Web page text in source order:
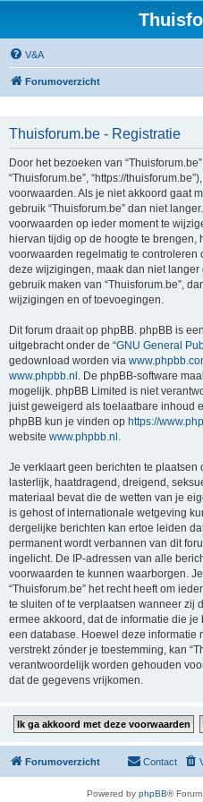
V&A
Forumoverzicht
Thuisforum.be - Registratie
Door het bezoeken van
“Thuisforum.be”, “https://
voorwaarden. Als je niet akkoord gaat
gebruik “Thuisforum.be” dan niet
voorwaarden op ieder moment te
hiervan tijdig op de hoogte te brengen,
voorwaarden regelmatig te
deze wijzigingen, maak dan niet langer
gebruik maken van “Thuisforum.be”,
wijzigingen en of toevoegingen.
Dit forum draait op phpBB. phpBB is
uitgebracht onder de “GNU General
gedownload worden via
www.phpbb.nl . De phpBB-software
mogelijk. phpBB Limited is niet
juist geweigerd als toelaatbare inhoud
phpBB kun je vinden op https://
website www.phpbb.nl .
Je verklaart geen berichten te plaatsen
lasterlijk, haatdragend, dreigend,
materiaal bevat die de wetten van je
is gehost of internationale wetgeving
dergelijke berichten kan ertoe leiden
permanent wordt verbannen van dit
ingelicht. De IP-adressen van alle
voorwaarden te kunnen waarborgen.
“Thuisforum.be” het recht heeft om
te sluiten of te verplaatsen wanneer zij
ermee akkoord, dat de informatie die
een database. Hoewel deze informatie
verstrekt zónder je toestemming, kan
verantwoordelijk worden gehouden
dat de gegevens vrijkomen.
Forumoverzicht Contact
Powered by phpBB®